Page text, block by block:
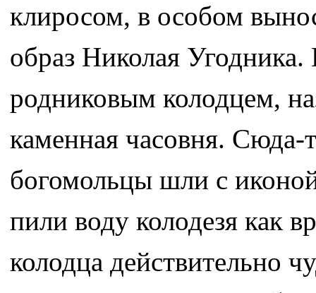
клиросом, в особом
образ Николая
родниковым колодцем,
каменная часовня.
богомольцы шли с
пили воду колодезя как
колодца действительно